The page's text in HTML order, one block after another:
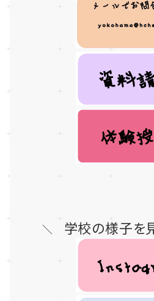
＼ 学校の様子を